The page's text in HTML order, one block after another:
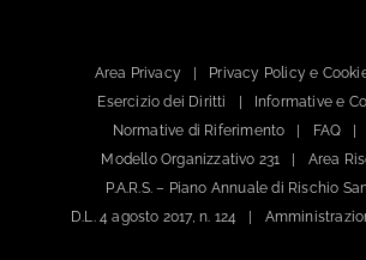
Area Privacy
Privacy Policy e
Esercizio dei Diritti
Informative e
Normative di Riferimento
FAQ
Modello Organizzativo 231
Area
P.A.R.S. – Piano Annuale di Rischio
D.L. 4 agosto 2017, n. 124